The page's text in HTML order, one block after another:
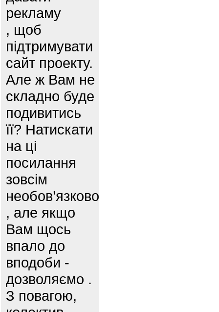
рекламу
, щоб
підтримувати
сайт проекту.
Але ж Вам не
складно буде
подивитись
її? Натискати
на ці
посилання
зовсім
необов’язково
, але якщо
Вам щось
впало до
вподоби -
дозволяємо .
З повагою,